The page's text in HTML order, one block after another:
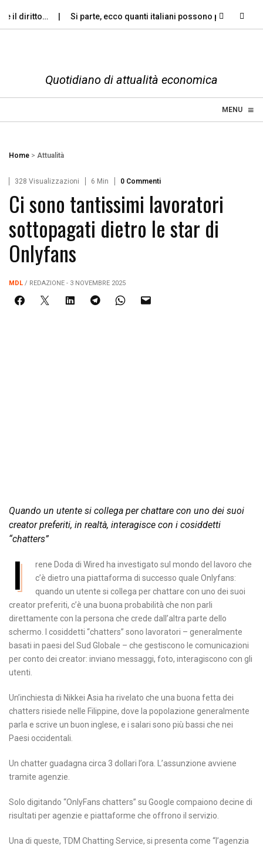
diritto… Si parte, ecco quanti italiani possono permettersi le…
Quotidiano di attualità economica
MENU ≡
☰
Home > Attualità
328 Visualizzazioni 6 Min 0 Commenti
Ci sono tantissimi lavoratori
sottopagati dietro le star di
Onlyfans
MDL / REDAZIONE - 3 NOVEMBRE 2025
Quando un utente si collega per chattare con uno dei suoi
creator preferiti, in realtà, interagisce con i cosiddetti
“chatters”
I
rene Doda di Wired ha investigato sul mondo del lavoro che
c’è dietro una piattaforma di successo quale Onlyfans:
quando un utente si collega per chattare con uno dei suoi
creator preferiti, c’è una buona probabilità che non parli
direttamente con la persona che crede dall’altra parte dello
schermo. I cosiddetti “chatters” sono lavoratori – generalmente
basati in paesi del Sud Globale – che gestiscono le comunicazioni
per conto dei creator: inviano messaggi, foto, interagiscono con gli
utenti.
Un’inchiesta di Nikkei Asia ha rivelato che una buona fetta dei
chatters risiede nelle Filippine, dove la popolazione generalmente
parla e scrive un buon inglese, e i salari sono più bassi che nei
Paesi occidentali.
Un chatter guadagna circa 3 dollari l’ora. L’assunzione avviene
tramite agenzie.
Solo digitando “OnlyFans chatters” su Google compaiono decine di
risultati per agenzie e piattaforme che offrono il servizio.
Una di queste, TDM Chatting Service, si presenta come “l’agenzia